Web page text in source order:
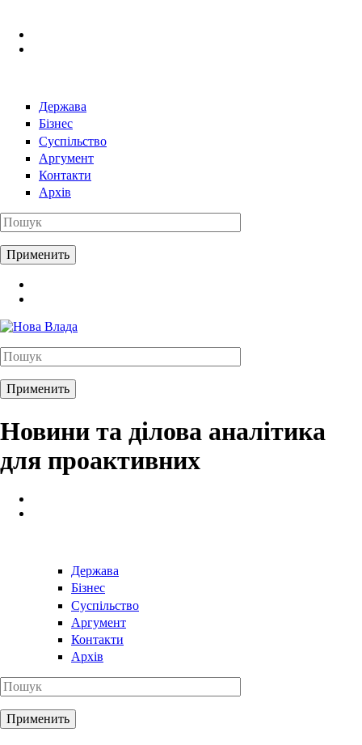
Держава
Бізнес
Суспільство
Аргумент
Контакти
Архів
Новини та ділова аналітика
для проактивних
Держава
Бізнес
Суспільство
Аргумент
Контакти
Архів